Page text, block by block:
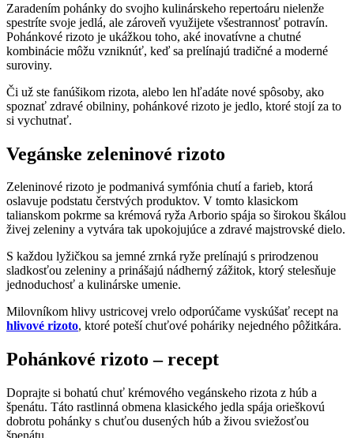
Zaradením pohánky do svojho kulinárskeho repertoáru nielenže
spestríte svoje jedlá, ale zároveň využijete všestrannosť potravín.
Pohánkové rizoto je ukážkou toho, aké inovatívne a chutné
kombinácie môžu vzniknúť, keď sa prelínajú tradičné a moderné
suroviny.
Či už ste fanúšikom rizota, alebo len hľadáte nové spôsoby, ako
spoznať zdravé obilniny, pohánkové rizoto je jedlo, ktoré stojí za to
si vychutnať.
Vegánske zeleninové rizoto
Zeleninové rizoto je podmanivá symfónia chutí a farieb, ktorá
oslavuje podstatu čerstvých produktov. V tomto klasickom
talianskom pokrme sa krémová ryža Arborio spája so širokou škálou
živej zeleniny a vytvára tak upokojujúce a zdravé majstrovské dielo.
S každou lyžičkou sa jemné zrnká ryže prelínajú s prirodzenou
sladkosťou zeleniny a prinášajú nádherný zážitok, ktorý stelesňuje
jednoduchosť a kulinárske umenie.
Milovníkom hlivy ustricovej vrelo odporúčame vyskúšať recept na
hlivové rizoto, ktoré poteší chuťové poháriky nejedného pôžitkára.
Pohánkové rizoto – recept
Doprajte si bohatú chuť krémového vegánskeho rizota z húb a
špenátu. Táto rastlinná obmena klasického jedla spája orieškovú
dobrotu pohánky s chuťou dusených húb a živou sviežosťou